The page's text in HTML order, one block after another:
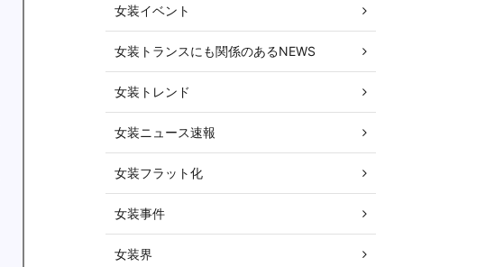
女装イベント
女装トランスにも関係のあるNEWS
女装トレンド
女装ニュース速報
女装フラット化
女装事件
女装界